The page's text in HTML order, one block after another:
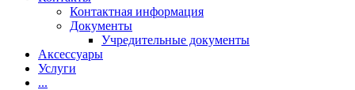
Контактная информация
Документы
Учредительные документы
Аксессуары
Услуги
...